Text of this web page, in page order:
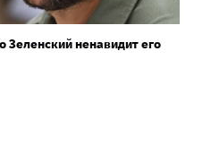
Зеленский ненавидит его